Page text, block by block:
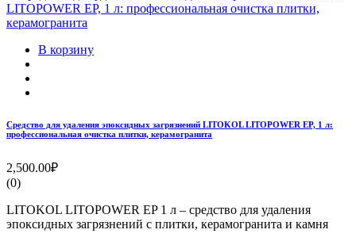
В корзину
Средство для удаления эпоксидных загрязнений LITOKOL LITOPOWER EP, 1 л:
профессиональная очистка плитки, керамогранита
2,500.00₽
(0)
LITOKOL LITOPOWER EP 1 л – средство для удаления
эпоксидных загрязнений с плитки, керамогранита и камня